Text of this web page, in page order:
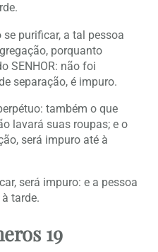
purificar, a tal pessoa
porquanto
SENHOR: não foi
separação, é impuro.
também o que
lavará suas roupas; e o
será impuro até à
será impuro: e a pessoa
tarde.
19